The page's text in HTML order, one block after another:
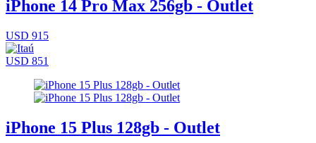
iPhone 14 Pro Max 256gb - Outlet
USD 915
USD 851
iPhone 15 Plus 128gb - Outlet